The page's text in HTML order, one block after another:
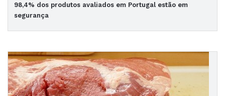
98,4% dos produtos avaliados em Portugal estão em
segurança